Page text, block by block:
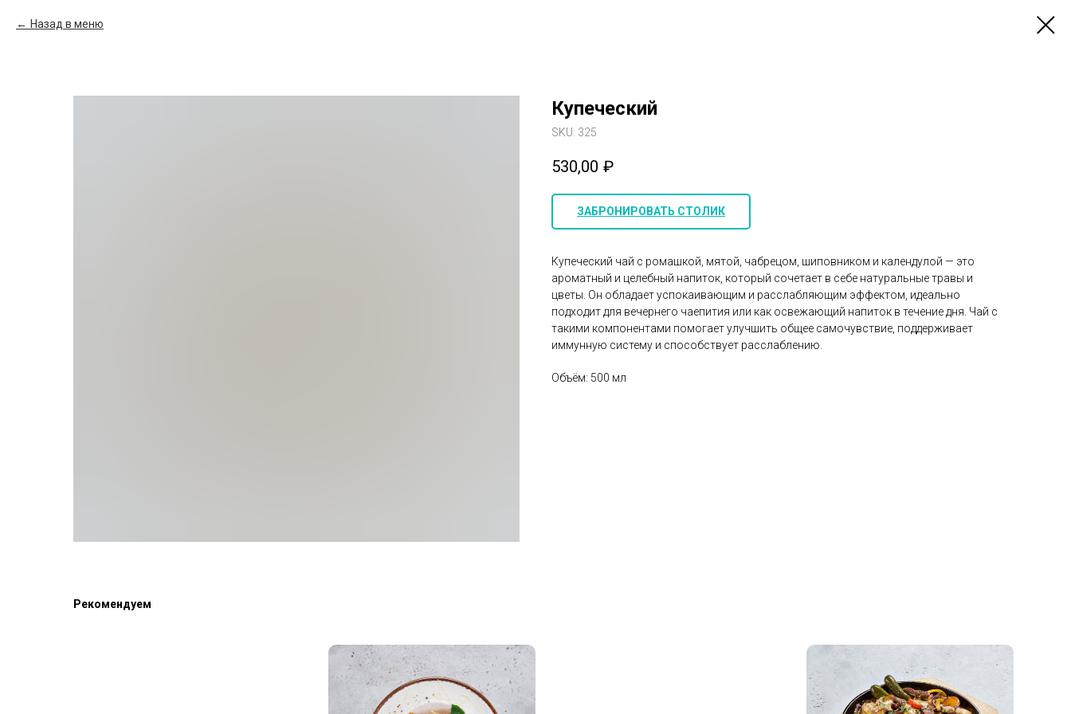
Назад в меню
Купеческий
SKU: 325
530,00 ₽
ЗАБРОНИРОВАТЬ СТОЛИК
Купеческий чай с ромашкой, мятой, чабрецом, шиповником и календулой — это
ароматный и целебный напиток, который сочетает в себе натуральные травы и
цветы. Он обладает успокаивающим и расслабляющим эффектом, идеально
подходит для вечернего чаепития или как освежающий напиток в течение дня. Чай с
такими компонентами помогает улучшить общее самочувствие, поддерживает
иммунную систему и способствует расслаблению.
Объём: 500 мл
Рекомендуем